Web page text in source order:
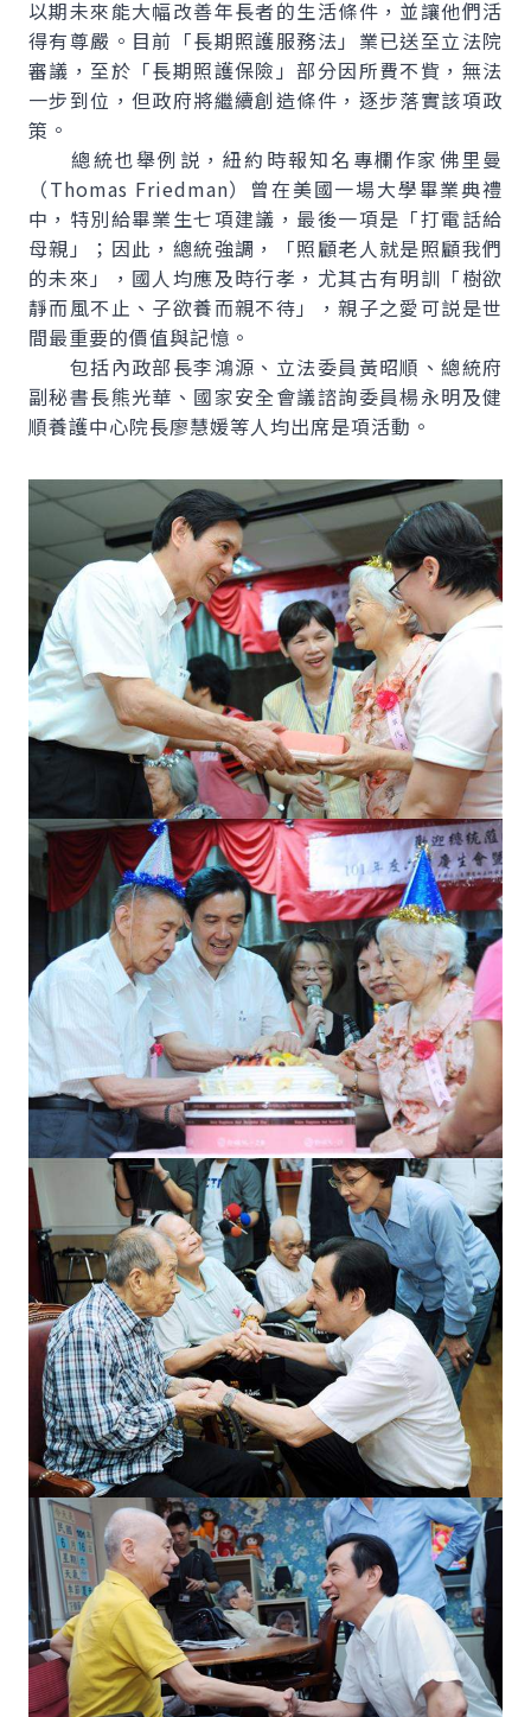
以期未來能大幅改善年長者的生活條件，並讓他們活
得有尊嚴。目前「長期照護服務法」業已送至立法院
審議，至於「長期照護保險」部分因所費不貲，無法
一步到位，但政府將繼續創造條件，逐步落實該項政
策。
總統也舉例説，紐約時報知名專欄作家佛里曼
（Thomas Friedman）曾在美國一場大學畢業典禮
中，特別給畢業生七項建議，最後一項是「打電話給
母親」；因此，總統強調，「照顧老人就是照顧我們
的未來」，國人均應及時行孝，尤其古有明訓「樹欲
靜而風不止、子欲養而親不待」，親子之愛可説是世
間最重要的價值與記憶。
包括內政部長李鴻源、立法委員黃昭順、總統府
副秘書長熊光華、國家安全會議諮詢委員楊永明及健
順養護中心院長廖慧媛等人均出席是項活動。